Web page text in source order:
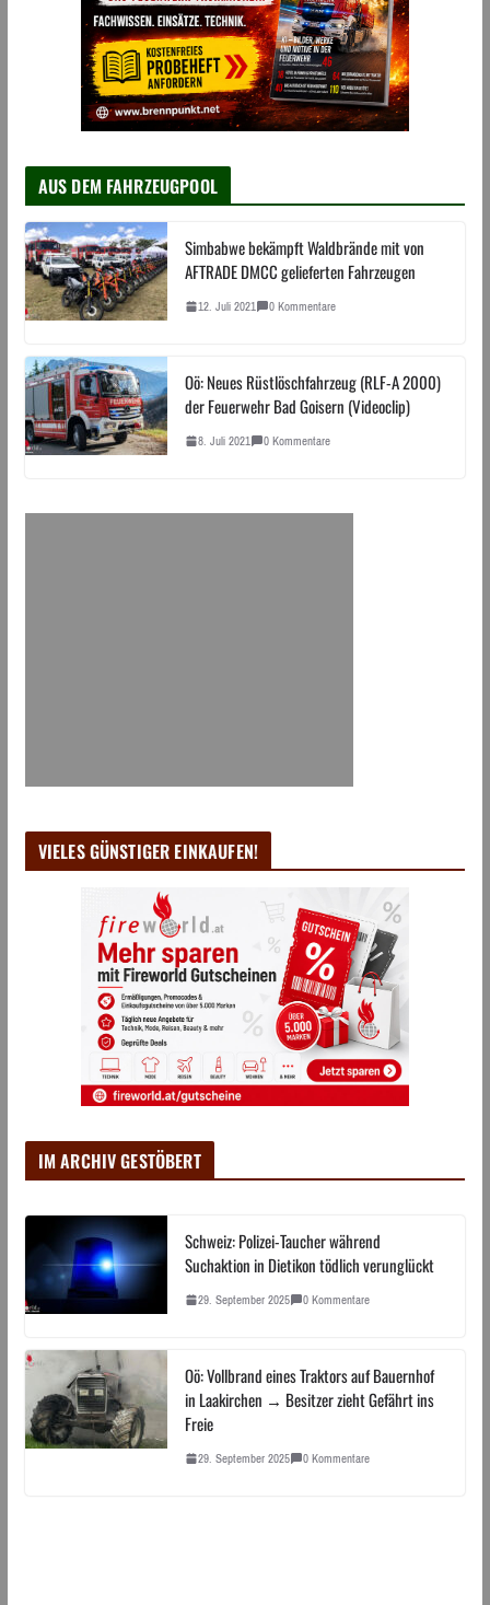
AUS DEM FAHRZEUGPOOL
Simbabwe bekämpft Waldbrände mit von
AFTRADE DMCC gelieferten Fahrzeugen
12. Juli 2021 0 Kommentare
Oö: Neues Rüstlöschfahrzeug (RLF-A 2000)
der Feuerwehr Bad Goisern (Videoclip)
8. Juli 2021 0 Kommentare
VIELES GÜNSTIGER EINKAUFEN!
IM ARCHIV GESTÖBERT
Schweiz: Polizei-Taucher während
Suchaktion in Dietikon tödlich verunglückt
29. September 2025 0 Kommentare
Oö: Vollbrand eines Traktors auf Bauernhof
in Laakirchen → Besitzer zieht Gefährt ins
Freie
29. September 2025 0 Kommentare